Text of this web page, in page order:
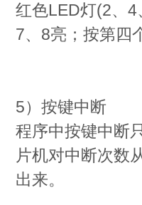
红色LED灯(2、
7、8亮；按第四
5）按键中断
程序中按键中断
片机对中断次数
出来。